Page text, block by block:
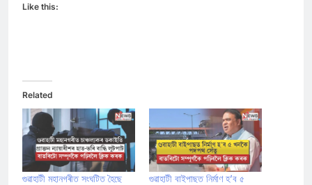
Like this:
Related
গুৱাহাটী মহানগৰীত সংঘটিত হৈছে
গুৱাহাটী বাইপাছত নির্মাণ হ’ব ৫